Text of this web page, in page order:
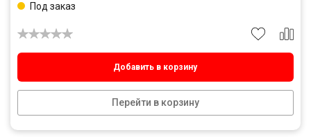
Добавить в корзину
Перейти в корзину
Под заказ